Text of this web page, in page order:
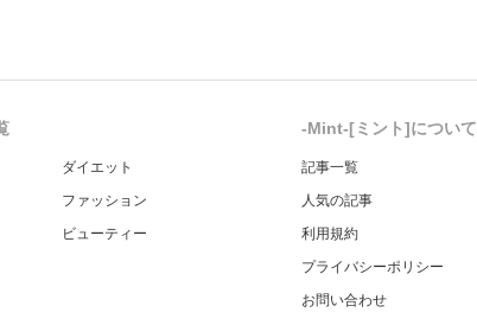
ダイエット
ファッション
ビューティー
-Mint-[ミント]について
記事一覧
人気の記事
利用規約
プライバシーポリシー
お問い合わせ